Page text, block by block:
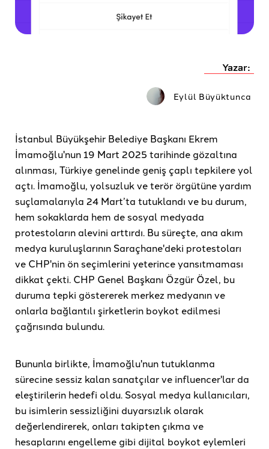
Yazar:
Eylül Büyüktunca
İstanbul Büyükşehir Belediye Başkanı Ekrem
İmamoğlu'nun 19 Mart 2025 tarihinde gözaltına
alınması, Türkiye genelinde geniş çaplı tepkilere yol
açtı. İmamoğlu, yolsuzluk ve terör örgütüne yardım
suçlamalarıyla 24 Mart’ta tutuklandı ve bu durum,
hem sokaklarda hem de sosyal medyada
protestoların alevini arttırdı. Bu süreçte, ana akım
medya kuruluşlarının Saraçhane'deki protestoları
ve CHP'nin ön seçimlerini yeterince yansıtmaması
dikkat çekti. CHP Genel Başkanı Özgür Özel, bu
duruma tepki göstererek merkez medyanın ve
onlarla bağlantılı şirketlerin boykot edilmesi
çağrısında bulundu.
Bununla birlikte, İmamoğlu'nun tutuklanma
sürecine sessiz kalan sanatçılar ve influencer'lar da
eleştirilerin hedefi oldu. Sosyal medya kullanıcıları,
bu isimlerin sessizliğini duyarsızlık olarak
değerlendirerek, onları takipten çıkma ve
hesaplarını engelleme gibi dijital boykot eylemleri